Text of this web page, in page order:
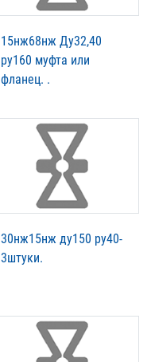
15нж68нж Ду32,40
ру160 муфта или
фланец. .
30нж15нж ду150 ру40-
3штуки.